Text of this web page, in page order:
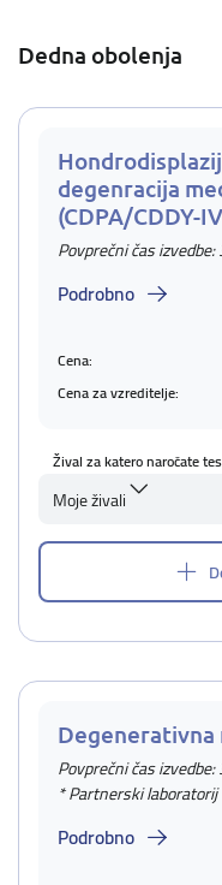
Dedna obolenja
degenracija
(CDPA/CDDY-
Povprečni čas
Podrobno
Cena:
Cena za vzreditelje:
Žival za katero naročate
Moje živali
Degenerativna
Povprečni čas
* Partnerski laboratorij
Podrobno